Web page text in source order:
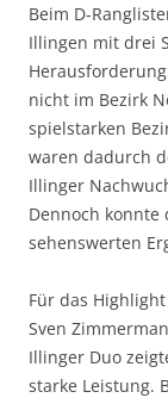
Beim D-
Illingen mit drei
nicht im Bezirk
spielstarken
waren dadurch
Illinger
Dennoch konnte
sehenswerten
Für das
Sven
Illinger Duo
starke Leistung.